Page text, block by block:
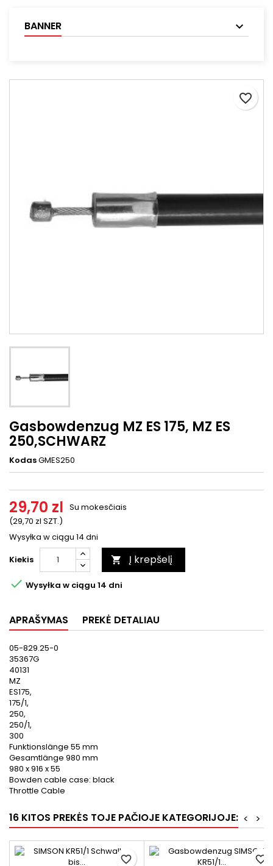
BANNER
favorite_border
Gasbowdenzug MZ ES 175, MZ ES
250,SCHWARZ
KodasGMES250
29,70 zl
(29,70 zl SZT.)
Su mokesčiais
Wysyłka w ciągu 14 dni
Kiekis
 Į krepšelį
 Wysyłka w ciągu 14 dni
APRAŠYMAS PREKĖ DETALIAU
05-829.25-0
35367G
40131
MZ
ES175,
175/1,
250,
250/1,
300
Funktionslänge 55 mm
Gesamtlänge 980 mm
980 x 916 x 55
Bowden cable case: black
Throttle Cable
16 KITOS PREKĖS TOJE PAČIOJE KATEGORIJOJE: >
<
favorite_border
favorite_border